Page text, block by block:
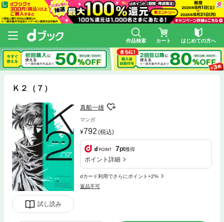
作品検索 カート はじめての方へ
Ｋ２（７）
試し読み
真船一雄
マンガ
792 (税込)
7pt獲得
ポイント詳細
dカード利用でさらにポイント+2%
返品不可